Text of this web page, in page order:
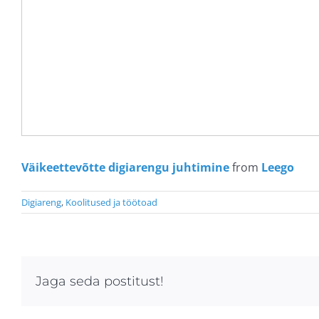
Väikeettevõtte digiarengu juhtiminefrom Leego
Digiareng, Koolitused ja töötoad
Jaga seda postitust!